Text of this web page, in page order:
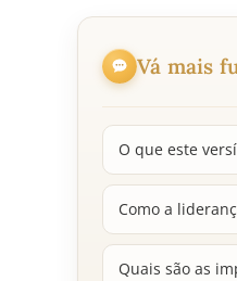
Vá mais
O que este
Como a
Quais são as